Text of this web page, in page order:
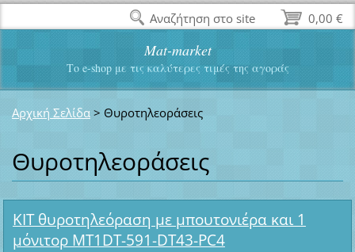
Mat-market
Το e-shop με τις καλύτερες τιμές της αγοράς
Αρχική Σελίδα > Θυροτηλεοράσεις
Θυροτηλεοράσεις
ΚΙΤ θυροτηλεόραση με μπουτονιέρα και 1
μόνιτορ MT1DT-591-DT43-PC4
0,00 €
Αναζήτηση στο site